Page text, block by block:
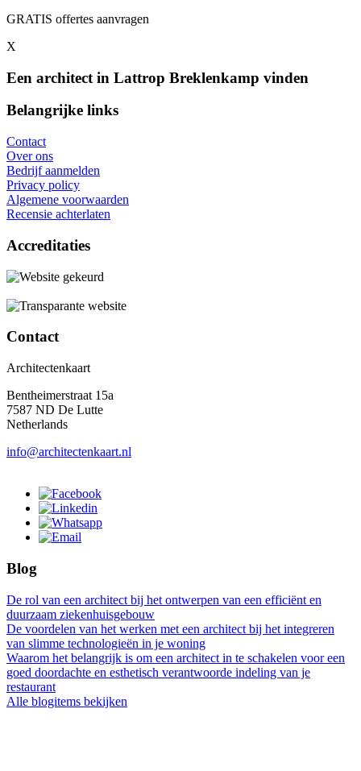
GRATIS offertes aanvragen
X
Een architect in Lattrop Breklenkamp vinden
Belangrijke links
Contact
Over ons
Bedrijf aanmelden
Privacy policy
Algemene voorwaarden
Recensie achterlaten
Accreditaties
Contact
Architectenkaart
Bentheimerstraat 15a
7587 ND De Lutte
Netherlands
info@architectenkaart.nl
Blog
De rol van een architect bij het ontwerpen van een efficiënt en
duurzaam ziekenhuisgebouw
De voordelen van het werken met een architect bij het integreren
van slimme technologieën in je woning
Waarom het belangrijk is om een architect in te schakelen voor een
goed doordachte en esthetisch verantwoorde indeling van je
restaurant
Alle blogitems bekijken